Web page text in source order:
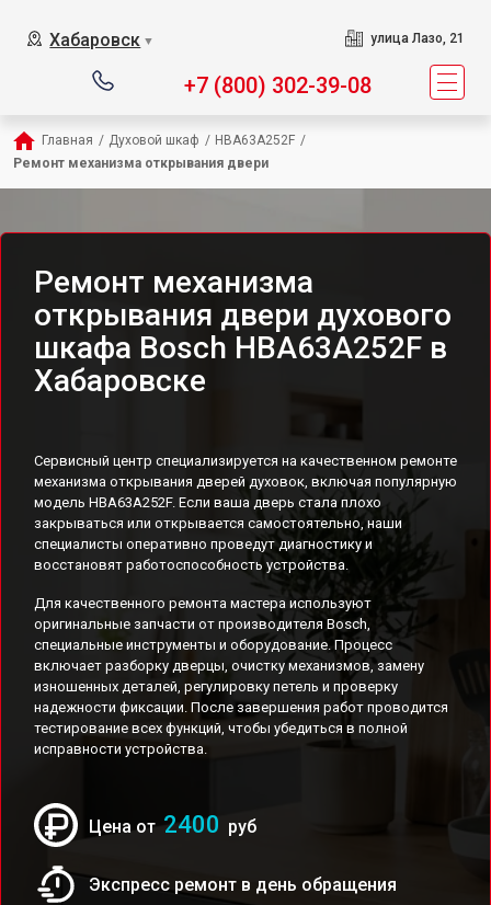
Хабаровск ▼ улица Лазо, 21
+7 (800) 302-39-08
Главная / Духовой шкаф / HBA63A252F /
Ремонт механизма открывания двери
Ремонт механизма
открывания двери духового
шкафа Bosch HBA63A252F в
Хабаровске
Сервисный центр специализируется на качественном ремонте
механизма открывания дверей духовок, включая популярную
модель HBA63A252F. Если ваша дверь стала плохо
закрываться или открывается самостоятельно, наши
специалисты оперативно проведут диагностику и
восстановят работоспособность устройства.
Для качественного ремонта мастера используют
оригинальные запчасти от производителя Bosch,
специальные инструменты и оборудование. Процесс
включает разборку дверцы, очистку механизмов, замену
изношенных деталей, регулировку петель и проверку
надежности фиксации. После завершения работ проводится
тестирование всех функций, чтобы убедиться в полной
исправности устройства.
Цена от 2400 руб
Экспресс ремонт в день обращения